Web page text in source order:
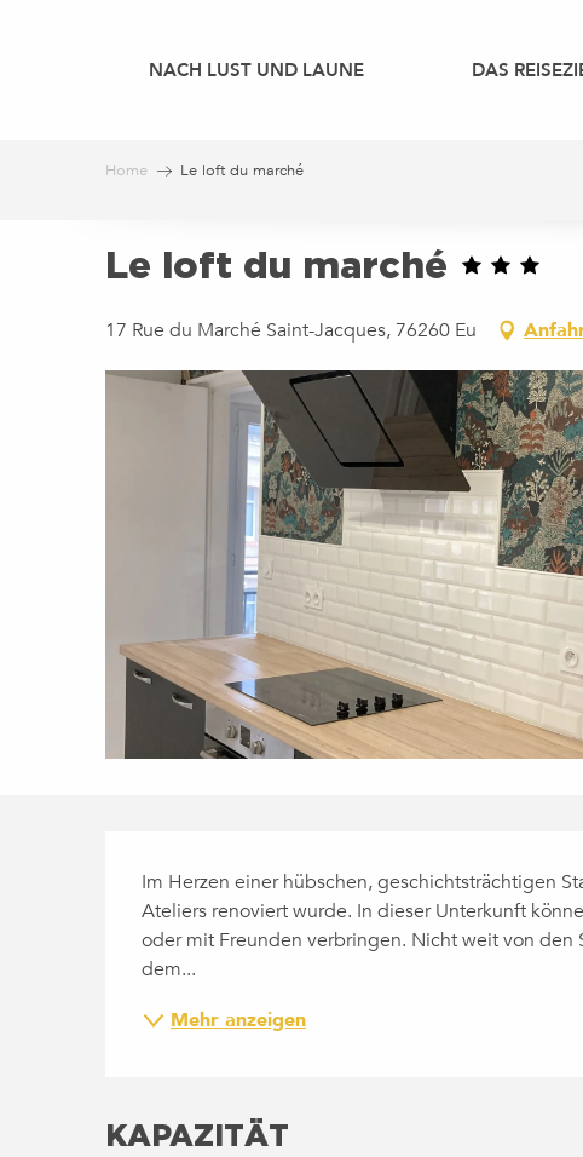
NACH LUST UND LAUNE DAS
Home Le loft du marché
Le loft du marché
17 Rue du Marché Saint-Jacques, 76260 Eu
Im Herzen einer hübschen, geschichtsträchtigen
Ateliers renoviert wurde. In dieser Unterkunft
oder mit Freunden verbringen. Nicht weit von den
dem...
Mehr anzeigen
KAPAZITÄT